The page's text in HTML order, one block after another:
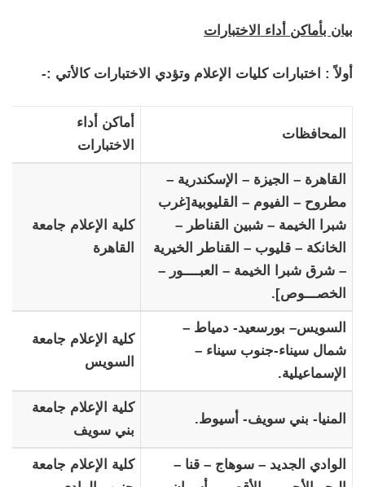
بيان بأماكن أداء الاختبارات
أولاً : اختبارات كليات الإعلام وتؤدي الاختبارات كالأتي :-
المحافظات
أماكن أداء
الاختبارات
القاهرة – الجيزة – الإسكندرية –
مطروح – الفيوم – القليوبية[غرب
شبرا الخيمة – شبين القناطر –
الخانكة – قليوب – القناطر الخيرية
– شرق شبرا الخيمة – العبــــور –
الخصـــوص].
كلية الإعلام جامعة
القاهرة
السويس– بورسعيد- دمياط –
شمال سيناء-جنوب سيناء –
الإسماعيلية.
كلية الإعلام جامعة
السويس
المنيا- بني سويف- أسيوط.
كلية الإعلام جامعة
بني سويف
الوادي الجديد – سوهاج – قنا –
كلية الإعلام جامعة